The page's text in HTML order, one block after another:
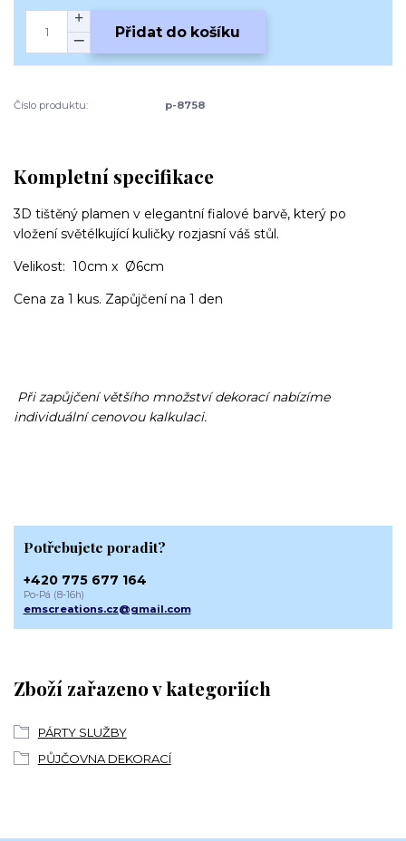
Přidat do košíku
Číslo produktu: p-8758
Kompletní specifikace
3D tištěný plamen v elegantní fialové barvě, který po
vložení světélkující kuličky rozjasní váš stůl.
Velikost: 10cm x Ø6cm
Cena za 1 kus. Zapůjčení na 1 den
Při zapůjčení většího množství dekorací nabízíme
individuální cenovou kalkulaci.
Zboží zařazeno v kategoriích
PÁRTY SLUŽBY
PŮJČOVNA DEKORACÍ
Potřebujete poradit?
+420 775 677 164
Po-Pá (8-16h)
emscreations.cz@gmail.com